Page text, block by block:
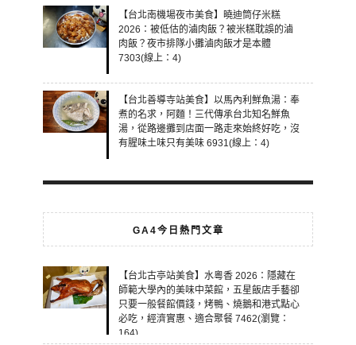
【台北南機場夜市美食】曉迪筒仔米糕
2026：被低估的滷肉飯？被米糕耽誤的滷
肉飯？夜市排隊小攤滷肉飯才是本體
7303(線上：4)
【台北善導寺站美食】以馬內利鮮魚湯：奉
煮的名求，阿麵！三代傳承台北知名鮮魚
湯，從路邊攤到店面一路走來始終好吃，沒
有腥味土味只有美味 6931(線上：4)
GA4今日熱門文章
【台北古亭站美食】水粵香 2026：隱藏在
師範大學內的美味中菜館，五星飯店手藝卻
只要一般餐館價錢，烤鴨、燒鵝和港式點心
必吃，經濟實惠、適合聚餐 7462(瀏覽：
164)